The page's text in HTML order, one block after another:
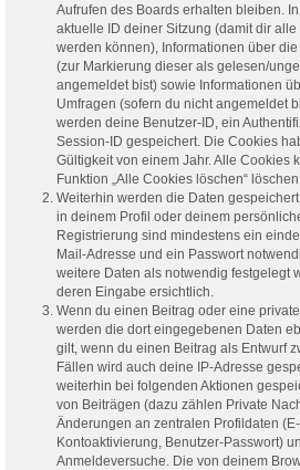
Aufrufen des Boards erhalten bleiben.
aktuelle ID deiner Sitzung (damit dir
werden können), Informationen über
(zur Markierung dieser als gelesen/
angemeldet bist) sowie Informationen
Umfragen (sofern du nicht angemeldet
werden deine Benutzer-ID, ein
Session-ID gespeichert. Die Cookies
Gültigkeit von einem Jahr. Alle Cookies
Funktion „Alle Cookies löschen“ löschen.
Weiterhin werden die Daten
in deinem Profil oder deinem
Registrierung sind mindestens ein
Mail-Adresse und ein Passwort
weitere Daten als notwendig festgelegt
deren Eingabe ersichtlich.
Wenn du einen Beitrag oder eine
werden die dort eingegebenen Daten
gilt, wenn du einen Beitrag als Entwurf
Fällen wird auch deine IP-Adresse
weiterhin bei folgenden Aktionen
von Beiträgen (dazu zählen Private
Änderungen an zentralen Profildaten
Kontoaktivierung, Benutzer-Passwort)
Anmeldeversuche. Die von deinem